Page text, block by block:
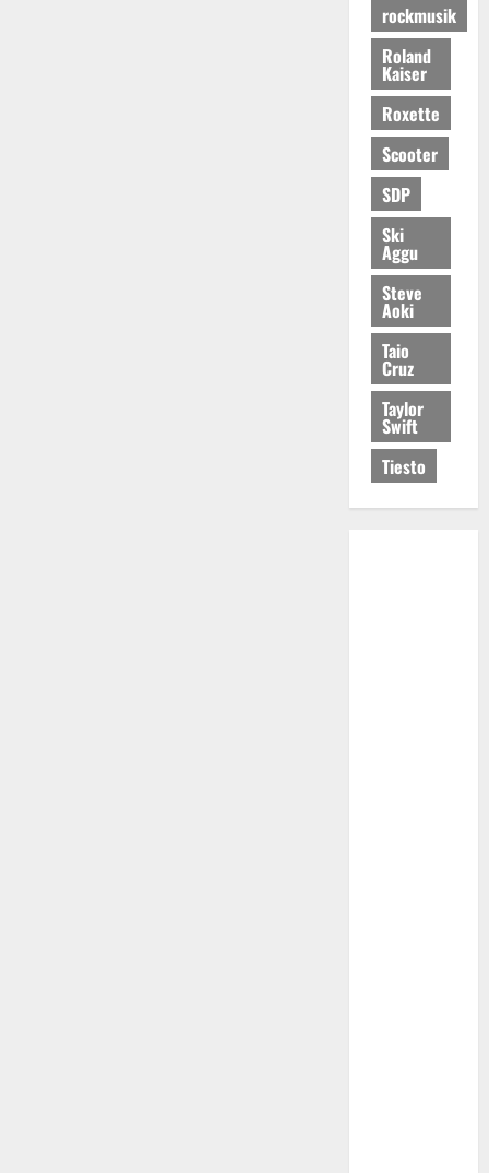
rockmusik
Roland
Kaiser
Roxette
Scooter
SDP
Ski
Aggu
Steve
Aoki
Taio
Cruz
Taylor
Swift
Tiesto